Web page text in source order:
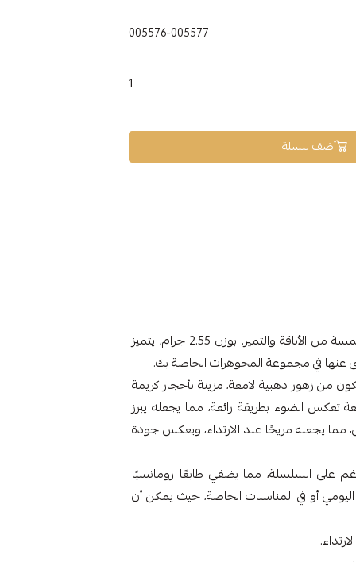
005576-005577
1
أضف للسلة
انسيال ذهب عيار 18 هو الخيار المثالي لمن تبحث عن لمسة من الأناقة والتميز. بوزن 2.55 جرام، يتميز
عنها في مجموعة المجوهرات الخاصة بك.
من زهور ذهبية لامعة، مزينة بأحجار كريمة
تعكس الضوء بطريقة رائعة، مما يجعله يبرز
مما يجعله مريحًا عند الارتداء، ويعكس جودة
على السلسلة، مما يضفي طابعًا رومانسيًا
أو في المناسبات الخاصة، حيث يمكن أن